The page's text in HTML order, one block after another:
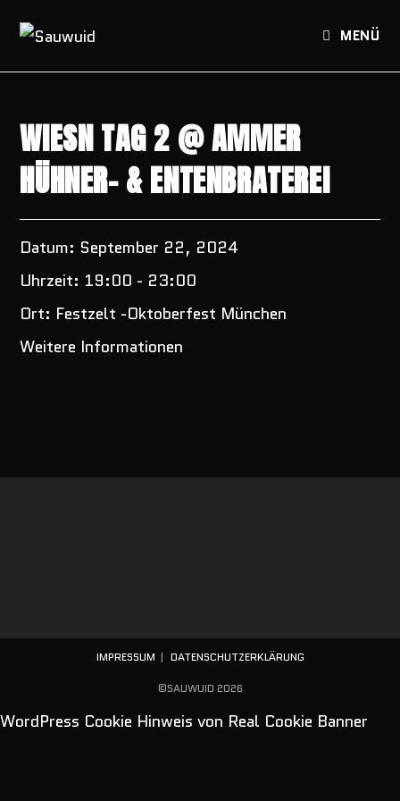
Inhalt
MENÜ
WIESN TAG 2 @ AMMER
HÜHNER- & ENTENBRATEREI
Datum: September 22, 2024
Uhrzeit: 19:00 - 23:00
Ort: Festzelt -Oktoberfest München
Weitere Informationen
IMPRESSUM DATENSCHUTZERKLÄRUNG
©SAUWUID 2026
WordPress Cookie Hinweis von Real Cookie Banner